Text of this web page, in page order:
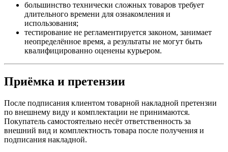
большинство технически сложных товаров требует
длительного времени для ознакомления и
использования;
тестирование не регламентируется законом, занимает
неопределённое время, а результаты не могут быть
квалифицированно оценены курьером.
Приёмка и претензии
После подписания клиентом товарной накладной претензии
по внешнему виду и комплектации не принимаются.
Покупатель самостоятельно несёт ответственность за
внешний вид и комплектность товара после получения и
подписания накладной.